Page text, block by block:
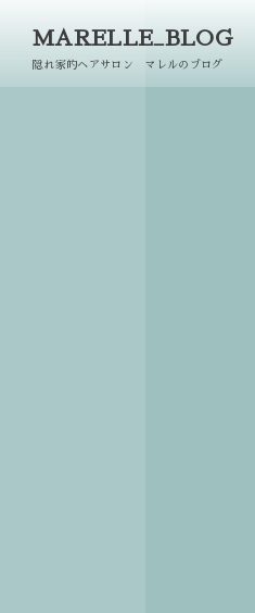
MARELLE_BLOG
隠れ家的ヘアサロン マレルのブログ